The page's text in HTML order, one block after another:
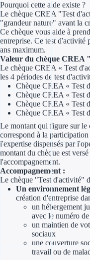
Pourquoi cette aide existe ?
Le chèque CREA "Test
"grandeur nature" avant la
Ce chèque vous aide à
entreprise. Ce test d'activité
ans maximum.
Valeur du chèque CREA
Le chèque CREA « Test
les 4 périodes de test
Chèque CREA « Test
Chèque CREA « Test
Chèque CREA « Test
Chèque CREA « Test
Le montant qui figure sur
correspond à la
l'expertise dispensés par
montant du chèque est
l'accompagnement.
Accompagnement :
Le chèque "Test d'activité"
Un environnement
création d'entreprise
un hébergement
avec le numéro
un maintien de
sociaux
une couverture
travail ou de